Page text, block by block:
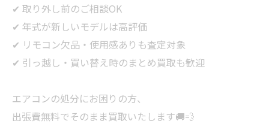
✔ 取り外し前のご相談OK
✔ 年式が新しいモデルは高評価
✔ リモコン欠品・使用感ありも査定対象
✔ 引っ越し・買い替え時のまとめ買取も歓迎
エアコンの処分にお困りの方、
出張費無料でそのまま買取いたします🚚💨